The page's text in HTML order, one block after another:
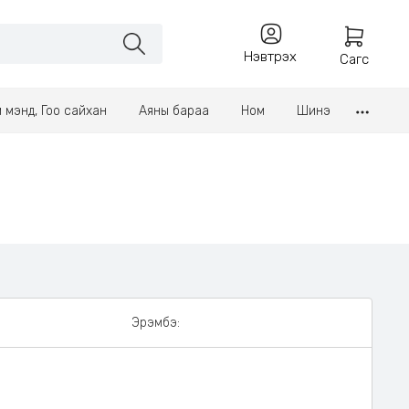
Нэвтрэх Сагс
мэнд, Гоо сайхан Аяны бараа Ном Шинэ
Эрэмбэ: